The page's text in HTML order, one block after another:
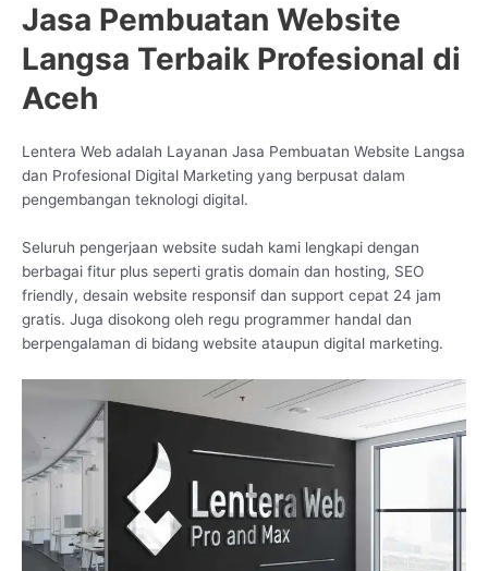
Jasa Pembuatan Website
Langsa Terbaik Profesional di
Aceh
Lentera Web adalah Layanan Jasa Pembuatan Website Langsa
dan Profesional Digital Marketing yang berpusat dalam
pengembangan teknologi digital.
Seluruh pengerjaan website sudah kami lengkapi dengan
berbagai fitur plus seperti gratis domain dan hosting, SEO
friendly, desain website responsif dan support cepat 24 jam
gratis. Juga disokong oleh regu programmer handal dan
berpengalaman di bidang website ataupun digital marketing.